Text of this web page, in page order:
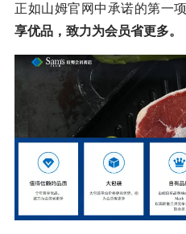
正如山姆官网中承诺的第一项
享优品，致力为会员省更多。